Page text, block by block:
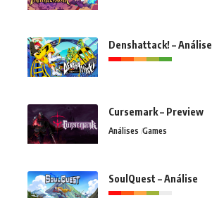
Denshattack! – Análise
Cursemark – Preview
Análises Games
SoulQuest – Análise